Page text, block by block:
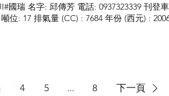
國瑞 名字: 邱傳芳 電話: 0937323339 刊登
位: 17 排氣量 (CC) : 7684 年份 (西元) :
4 5 ... 8 下一頁